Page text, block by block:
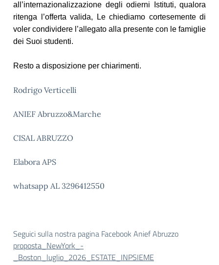
all’internazionalizzazione degli odierni Istituti, qualora
ritenga l’offerta valida, Le chiediamo cortesemente di
voler condividere l’allegato alla presente con le famiglie
dei Suoi studenti.
Resto a disposizione per chiarimenti.
Rodrigo Verticelli
ANIEF Abruzzo&Marche
CISAL ABRUZZO
Elabora APS
whatsapp AL 3296412550
Seguici sulla nostra pagina Facebook Anief Abruzzo
proposta_NewYork_-
_Boston_luglio_2026_ESTATE_INPSIEME